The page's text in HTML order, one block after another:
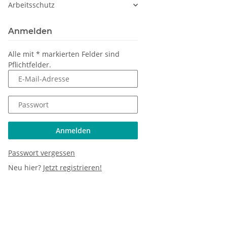
Arbeitsschutz
Anmelden
Alle mit * markierten Felder sind
Pflichtfelder.
E-Mail-Adresse
Passwort
Anmelden
Passwort vergessen
Neu hier? Jetzt registrieren!